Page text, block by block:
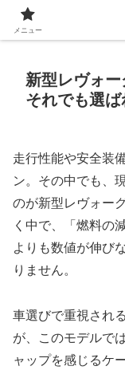
新型レヴォ
それでも選
走行性能や安全装
ン。その中でも、
のが新型レヴォー
く中で、「燃料の
よりも数値が伸び
りません。
車選びで重視され
が、このモデルで
ャップを感じるケ
メニュー